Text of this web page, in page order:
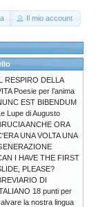
Il mio account
RESPIRO DELLA
Poesie per l’anima
EST BIBENDUM
Lupe di Augusto
ANCHE ORA
UNA VOLTA UNA
I HAVE THE FIRST
PLEASE?
DI
18 punti per
la nostra lingua